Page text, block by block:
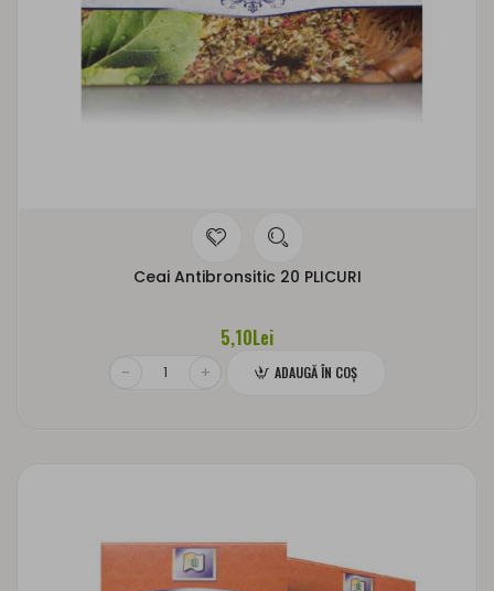
Ceai Antibronsitic 20 PLICURI
5,10Lei
ADAUGĂ ÎN COŞ